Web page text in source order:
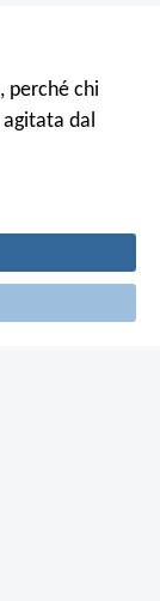
perché chi
dal